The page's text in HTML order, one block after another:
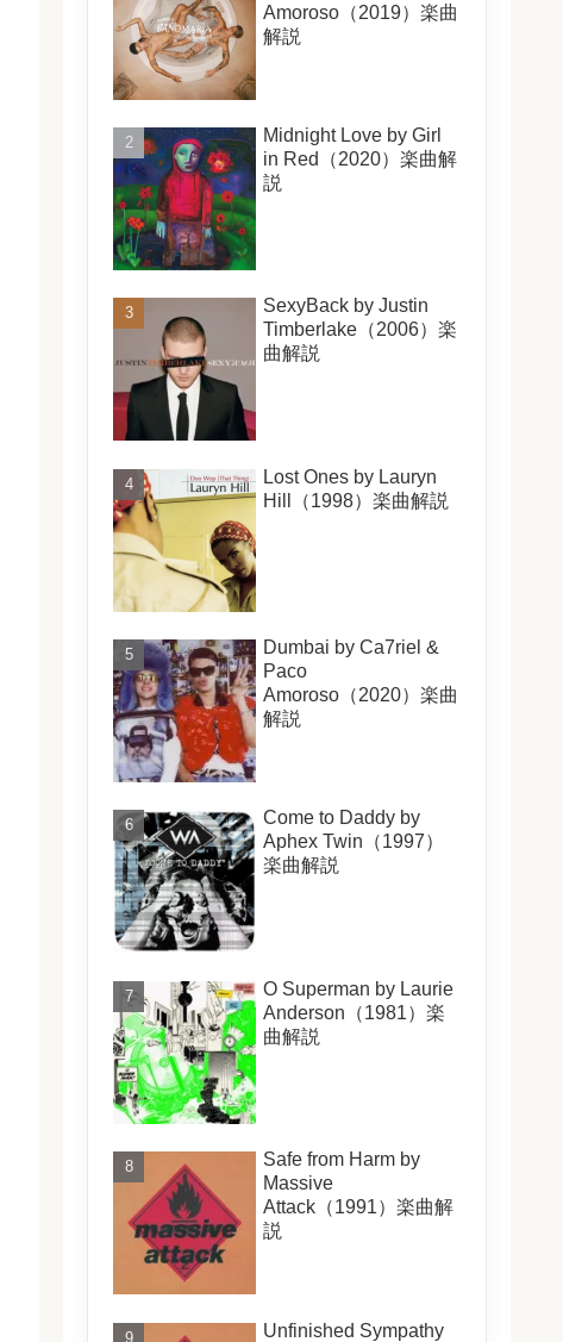
Amoroso（2019）楽曲
解説
Midnight Love by Girl
in Red（2020）楽曲解
説
SexyBack by Justin
Timberlake（2006）楽
曲解説
Lost Ones by Lauryn
Hill（1998）楽曲解説
Dumbai by Ca7riel &
Paco
Amoroso（2020）楽曲
解説
Come to Daddy by
Aphex Twin（1997）
楽曲解説
O Superman by Laurie
Anderson（1981）楽
曲解説
Safe from Harm by
Massive
Attack（1991）楽曲解
説
Unfinished Sympathy